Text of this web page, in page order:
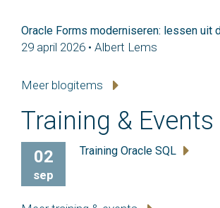
Oracle Forms moderniseren: lessen uit
29 april 2026 • Albert Lems
Meer blogitems
Training & Events
02
sep
Training Oracle SQL